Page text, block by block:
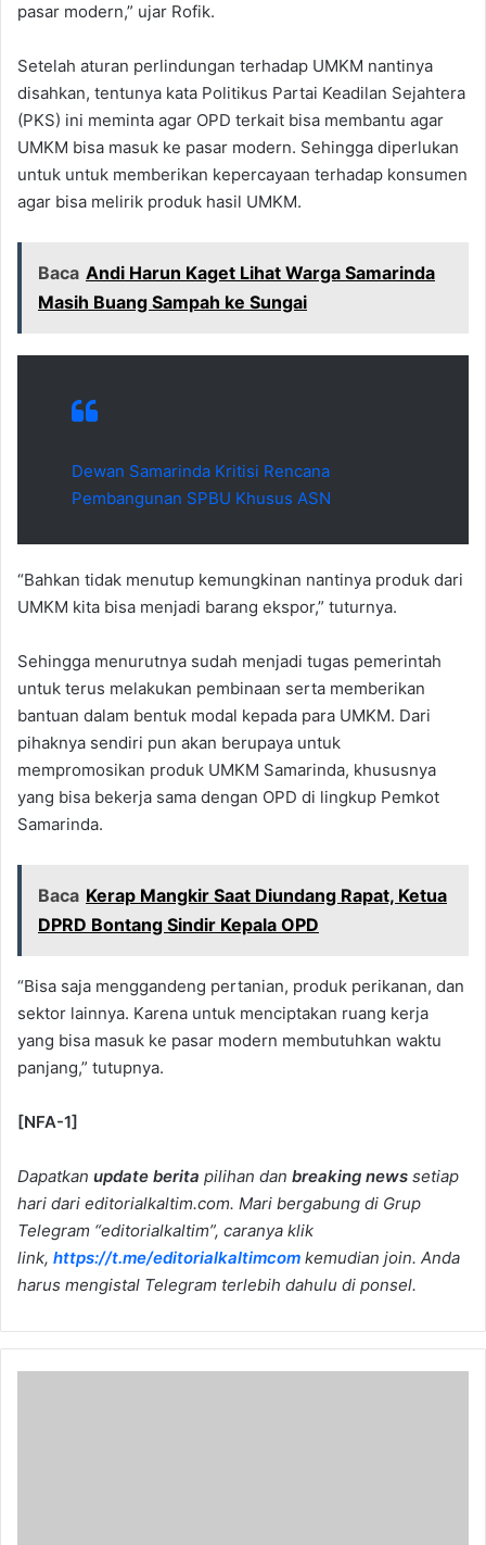
pasar modern,” ujar Rofik.
Setelah aturan perlindungan terhadap UMKM nantinya
disahkan, tentunya kata Politikus Partai Keadilan Sejahtera
(PKS) ini meminta agar OPD terkait bisa membantu agar
UMKM bisa masuk ke pasar modern. Sehingga diperlukan
untuk untuk memberikan kepercayaan terhadap konsumen
agar bisa melirik produk hasil UMKM.
Baca Andi Harun Kaget Lihat Warga Samarinda
Masih Buang Sampah ke Sungai
Dewan Samarinda Kritisi Rencana
Pembangunan SPBU Khusus ASN
“Bahkan tidak menutup kemungkinan nantinya produk dari
UMKM kita bisa menjadi barang ekspor,” tuturnya.
Sehingga menurutnya sudah menjadi tugas pemerintah
untuk terus melakukan pembinaan serta memberikan
bantuan dalam bentuk modal kepada para UMKM. Dari
pihaknya sendiri pun akan berupaya untuk
mempromosikan produk UMKM Samarinda, khususnya
yang bisa bekerja sama dengan OPD di lingkup Pemkot
Samarinda.
Baca Kerap Mangkir Saat Diundang Rapat, Ketua
DPRD Bontang Sindir Kepala OPD
“Bisa saja menggandeng pertanian, produk perikanan, dan
sektor lainnya. Karena untuk menciptakan ruang kerja
yang bisa masuk ke pasar modern membutuhkan waktu
panjang,” tutupnya.
[NFA-1]
Dapatkan update berita pilihan dan breaking news setiap
hari dari editorialkaltim.com. Mari bergabung di Grup
Telegram “editorialkaltim”, caranya klik
link, https://t.me/editorialkaltimcom kemudian join. Anda
harus mengistal Telegram terlebih dahulu di ponsel.